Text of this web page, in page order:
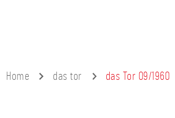
Home das tor das Tor 09/1960